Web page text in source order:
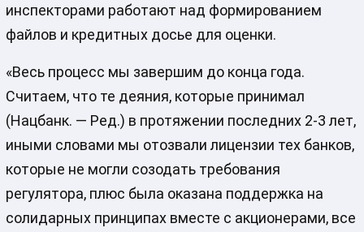
инспекторами работают над формированием
файлов и кредитных досье для оценки.
«Весь процесс мы завершим до конца года.
Считаем, что те деяния, которые принимал
(Нацбанк. — Ред.) в протяжении последних 2-3 лет,
иными словами мы отозвали лицензии тех банков,
которые не могли созодать требования
регулятора, плюс была оказана поддержка на
солидарных принципах вместе с акционерами, все